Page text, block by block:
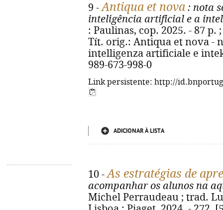
9 -Antiqua et nova : nota
inteligência artificial e a
: Paulinas, cop. 2025. - 87 p.
Tít. orig.: Antiqua et nova -
intelligenza artificiale e
989-673-998-0
Link persistente: http://
ADICIONAR À LISTA
10 -As estratégias de
acompanhar os alunos na
Michel Perraudeau ; trad.